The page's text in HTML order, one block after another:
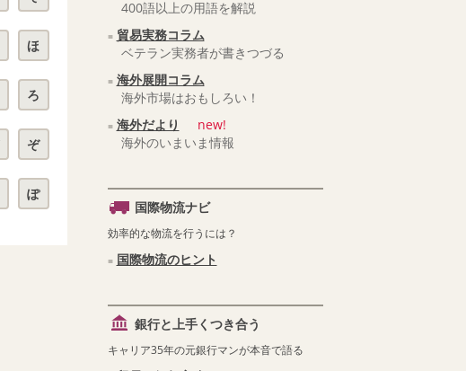
ほ
ろ
ぞ
ぽ
400語以上の用語を解説
貿易実務コラム
ベテラン実務者が書きつづる
海外展開コラム
海外市場はおもしろい！
海外だより
new!
海外のいまいま情報
国際物流ナビ
効率的な物流を行うには？
国際物流のヒント
銀行と上手くつき合う
キャリア35年の元銀行マンが本音で語る